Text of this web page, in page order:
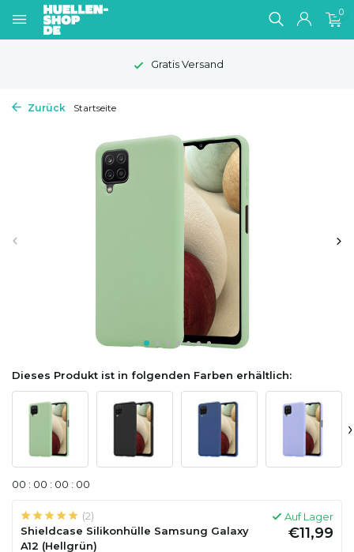
0
Gratis Versand
Zurück Startseite
Dieses Produkt ist in folgenden Farben erhältlich:
›
00 : 00 : 00 : 00
(2)
Shieldcase Silikonhülle Samsung Galaxy
A12 (Hellgrün)
Auf Lager
€11,99